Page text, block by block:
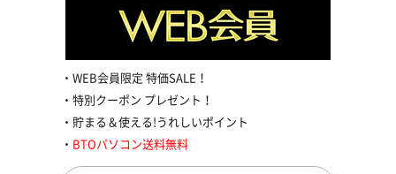
WEB会員限定 特価SALE！
特別クーポン プレゼント！
貯まる＆使える!うれしいポイント
BTOパソコン送料無料